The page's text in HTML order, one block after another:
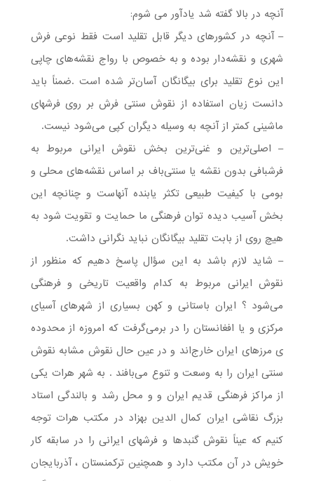
آنچه در بالا گفته شد یادآور می شوم:
– آنچه در کشورهای دیگر قابل تقلید است فقط نوعی فرش
شهری و نقشه‌دار بوده و به خصوص با رواج نقشه‌های چاپی
این نوع تقلید برای بیگانگان آسان‌تر شده است .ضمناً باید
دانست زیان استفاده از نقوش سنتی فرش بر روی فرشهای
ماشینی کمتر از آنچه به وسیله دیگران کپی می‌شود نیست.
– اصلی‌ترین و غنی‌ترین بخش نقوش ایرانی مربوط به
فرشبافی بدون نقشه یا سنتی‌باف بر اساس نقشه‌های محلی و
بومی با کیفیت طبیعی تکثر یابنده آنهاست و چنانچه این
بخش آسیب دیده توان فرهنگی ما حمایت و تقویت شود به
هیچ روی از بابت تقلید بیگانگان نباید نگرانی داشت.
– شاید لازم باشد به این سؤال پاسخ دهیم که منظور از
نقوش ایرانی مربوط به کدام واقعیت تاریخی و فرهنگی
می‌شود ؟ ایران باستانی و کهن بسیاری از شهرهای آسیای
مرکزی و یا افغانستان را در برمی‌گرفت که امروزه از محدوده
ی مرزهای ایران خارج‌اند و در عین حال نقوش مشابه نقوش
سنتی ایران را به وسعت و تنوع می‌بافند . به شهر هرات یکی
از مراکز فرهنگی قدیم ایران و و محل رشد و بالندگی استاد
بزرگ نقاشی ایران کمال الدین بهزاد در مکتب هرات توجه
کنیم که عیناً نقوش گنبدها و فرشهای ایرانی را در سابقه کار
خویش در آن مکتب دارد و همچنین ترکمنستان ، آذربایجان